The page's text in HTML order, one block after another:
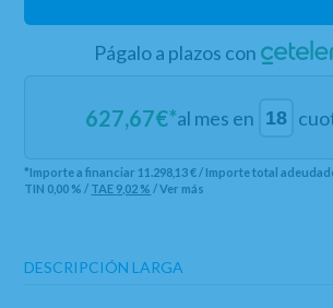
Págalo a plazos con
627,67€*al mes en
*Importe a financiar 11.298,13 €/ Importe total
TIN 0,00 % / TAE 9,02 % /Ver más
DESCRIPCIÓN LARGA